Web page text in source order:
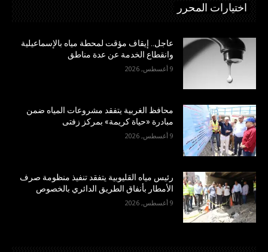
اختيارات المحرر
عاجل.. إيقاف مؤقت لمحطة مياه بالإسماعيلية
وانقطاع الخدمة عن عدة مناطق
9 أغسطس, 2026
محافظ الغربية يتفقد مشروعات المياه ضمن
مبادرة «حياة كريمة» بمركز زفتى
9 أغسطس, 2026
رئيس مياه القليوبية يتفقد تنفيذ منظومة صرف
الأمطار بأنفاق الطريق الدائري بالخصوص
9 أغسطس, 2026